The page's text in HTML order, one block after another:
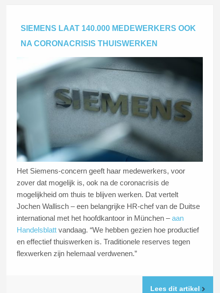
SIEMENS LAAT 140.000 MEDEWERKERS OOK
NA CORONACRISIS THUISWERKEN
Het Siemens-concern geeft haar medewerkers, voor
zover dat mogelijk is, ook na de coronacrisis de
mogelijkheid om thuis te blijven werken. Dat vertelt
Jochen Wallisch – een belangrijke HR-chef van de Duitse
international met het hoofdkantoor in München –aan
Handelsblatt vandaag. “We hebben gezien hoe productief
en effectief thuiswerken is. Traditionele reserves tegen
flexwerken zijn helemaal verdwenen.”
Lees dit artikel